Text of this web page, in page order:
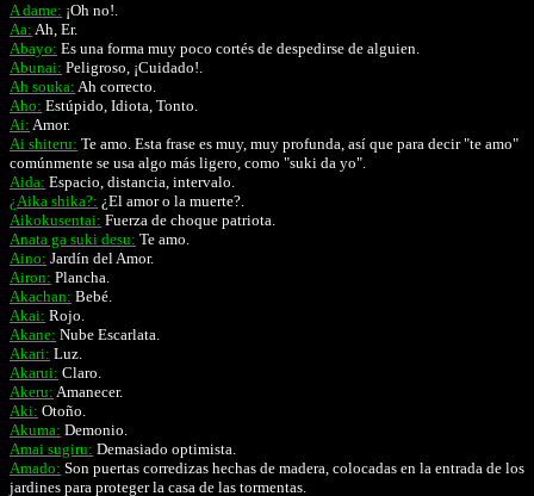
A dame: ¡Oh no!.
Aa: Ah, Er.
Abayo: Es una forma muy poco cortés de despedirse de alguien.
Abunai: Peligroso, ¡Cuidado!.
Ah souka: Ah correcto.
Aho: Estúpido, Idiota, Tonto.
Ai: Amor.
Ai shiteru: Te amo. Esta frase es muy, muy profunda, así que para decir "te amo"
comúnmente se usa algo más ligero, como "suki da yo".
Aida: Espacio, distancia, intervalo.
¿Aika shika?: ¿El amor o la muerte?.
Aikokusentai: Fuerza de choque patriota.
Anata ga suki desu: Te amo.
Aino: Jardín del Amor.
Airon: Plancha.
Akachan: Bebé.
Akai: Rojo.
Akane: Nube Escarlata.
Akari: Luz.
Akarui: Claro.
Akeru: Amanecer.
Aki: Otoño.
Akuma: Demonio.
Amai sugiru: Demasiado optimista.
Amado: Son puertas corredizas hechas de madera, colocadas en la entrada de los
jardines para proteger la casa de las tormentas.